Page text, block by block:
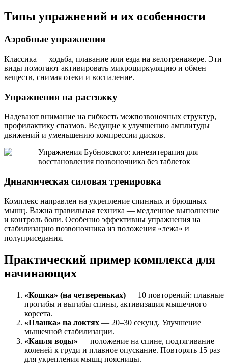
Типы упражнений и их особенности
Аэробные упражнения
Классика — ходьба, плавание или езда на велотренажере. Эти
виды помогают активировать микроциркуляцию и обмен
веществ, снимая отеки и воспаление.
Упражнения на растяжку
Надевают внимание на гибкость межпозвоночных структур,
профилактику спазмов. Ведущие к улучшению амплитуды
движений и уменьшению компрессии дисков.
Динамическая силовая тренировка
Комплекс направлен на укрепление спинных и брюшных
мышц. Важна правильная техника — медленное выполнение
и контроль боли. Особенно эффективны упражнения на
стабилизацию позвоночника из положения «лежа» и
полуприседания.
Практический пример комплекса для
начинающих
«Кошка» (на четвереньках) — 10 повторений: плавные
прогибы и выгибы спины, активизация мышечного
корсета.
«Планка» на локтях — 20–30 секунд. Улучшение
мышечной стабилизации.
«Капля воды» — положение на спине, подтягивание
коленей к груди и плавное опускание. Повторять 15 раз
для укрепления мышц поясницы.